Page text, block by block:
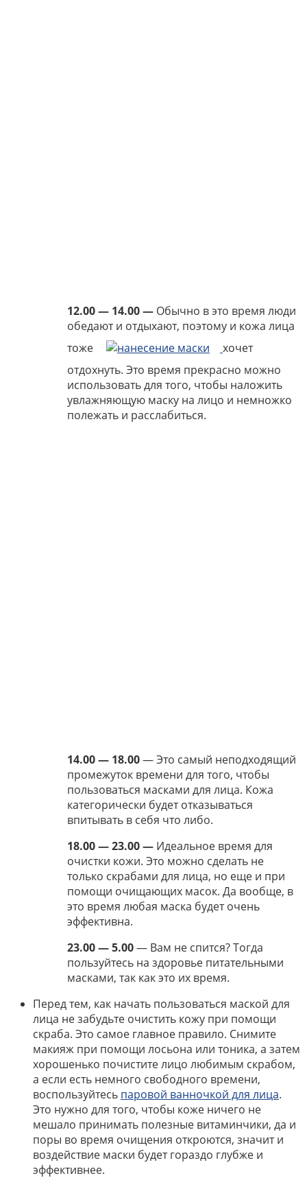
12.00 — 14.00 — Обычно в это время люди
обедают и отдыхают, поэтому и кожа лица
тоже
хочет
отдохнуть. Это время прекрасно можно
использовать для того, чтобы наложить
увлажняющую маску на лицо и немножко
полежать и расслабиться.
14.00 — 18.00— Это самый неподходящий
промежуток времени для того, чтобы
пользоваться масками для лица. Кожа
категорически будет отказываться
впитывать в себя что либо.
18.00 — 23.00 — Идеальное время для
очистки кожи. Это можно сделать не
только скрабами для лица, но еще и при
помощи очищающих масок. Да вообще, в
это время любая маска будет очень
эффективна.
23.00 — 5.00— Вам не спится? Тогда
пользуйтесь на здоровье питательными
масками, так как это их время.
Перед тем, как начать пользоваться маской для
лица не забудьте очистить кожу при помощи
скраба. Это самое главное правило. Снимите
макияж при помощи лосьона или тоника, а затем
хорошенько почистите лицо любимым скрабом,
а если есть немного свободного времени,
воспользуйтесь паровой ванночкой для лица.
Это нужно для того, чтобы коже ничего не
мешало принимать полезные витаминчики, да и
поры во время очищения откроются, значит и
воздействие маски будет гораздо глубже и
эффективнее.